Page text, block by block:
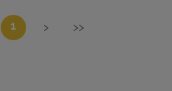
1 > >>